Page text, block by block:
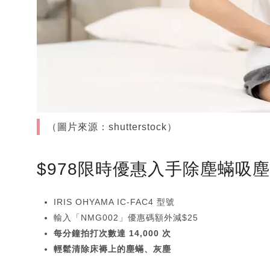
（圖片來源：shutterstock）
$978限時優惠入手除塵蟎吸
IRIS OHYAMA IC-FAC4 型號
輸入「NMG002」優惠碼額外減$25
每分鐘拍打次數達 14,000 次
輕鬆清除床褥上的塵蟎、灰塵